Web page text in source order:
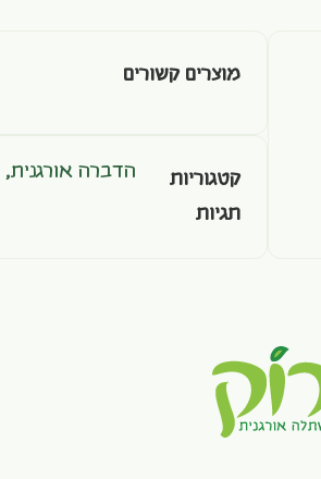
מוצרים קשורים
קטגוריות הדברה אורגנית,
תגיות